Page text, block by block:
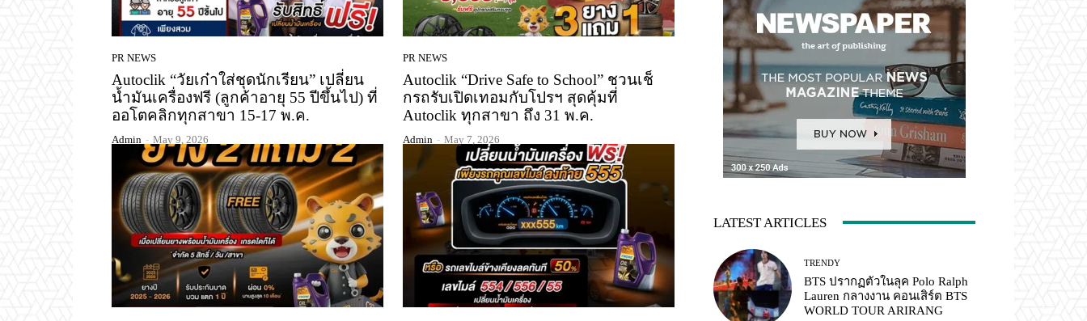
PR NEWS
Autoclik “วัยเก๋าใส่ชุดนักเรียน” เปลี่ยน
น้ำมันเครื่องฟรี (ลูกค้าอายุ 55 ปีขึ้นไป) ที่
ออโตคลิกทุกสาขา 15-17 พ.ค.
Admin - May 9, 2026
PR NEWS
Autoclik “Drive Safe to School” ชวนเช็
กรถรับเปิดเทอมกับโปรฯ สุดคุ้มที่
Autoclik ทุกสาขา ถึง 31 พ.ค.
Admin - May 7, 2026
LATEST ARTICLES
TRENDY
BTS ปรากฏตัวในลุค Polo Ralph
Lauren กลางงาน คอนเสิร์ต BTS
WORLD TOUR ARIRANG